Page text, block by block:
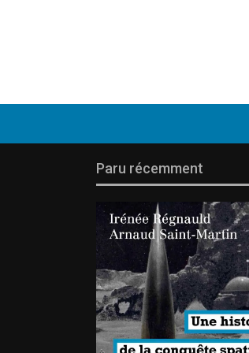
Paru récemment